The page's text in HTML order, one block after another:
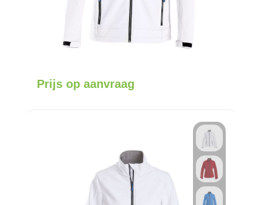
Prijs op aanvraag